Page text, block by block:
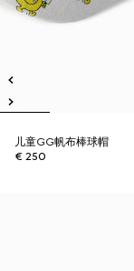
儿童GG帆布棒球帽
€ 250